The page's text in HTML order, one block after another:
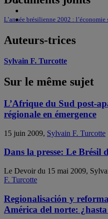
L’année brésilienne 2002 : l’économie
Auteurs-trices
Sylvain F. Turcotte
Sur le même sujet
L’Afrique du Sud post-
régionale en émergence
15 juin 2009, Sylvain F. Turcotte
Dans la presse: Le Brésil
Le Devoir du 15 mai 2009,
F. Turcotte
Regionalisación y
América del norte: